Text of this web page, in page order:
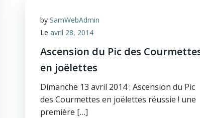
by SamWebAdmin
Le avril 28, 2014
Ascension du Pic des
en joëlettes
Dimanche 13 avril 2014 : Ascension du Pic
des Courmettes en joëlettes réussie ! une
première […]